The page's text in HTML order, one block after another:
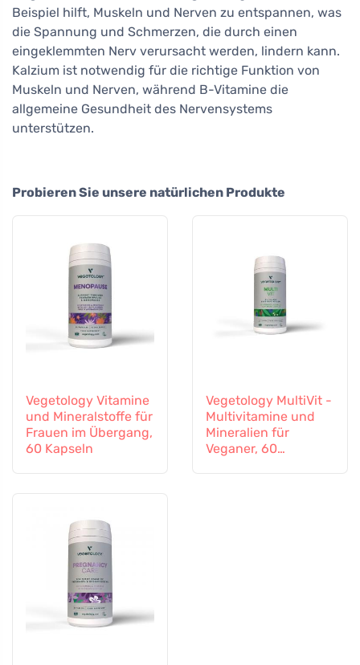
Beispiel hilft, Muskeln und Nerven zu entspannen, was
die Spannung und Schmerzen, die durch einen
eingeklemmten Nerv verursacht werden, lindern kann.
Kalzium ist notwendig für die richtige Funktion von
Muskeln und Nerven, während B-Vitamine die
allgemeine Gesundheit des Nervensystems
unterstützen.
Probieren Sie unsere natürlichen Produkte
Vegetology Vitamine
und Mineralstoffe für
Frauen im Übergang,
60 Kapseln
Vegetology MultiVit -
Multivitamine und
Mineralien für
Veganer, 60